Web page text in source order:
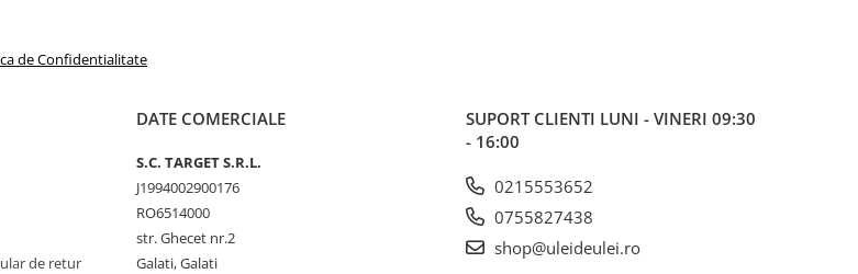
de Confidentialitate
de retur
DATE COMERCIALE
S.C. TARGET S.R.L.
J1994002900176
RO6514000
str. Ghecet nr.2
Galati, Galati
SUPORT CLIENTI LUNI - VINERI 09:30
- 16:00
0215553652
0755827438
shop@uleideulei.ro